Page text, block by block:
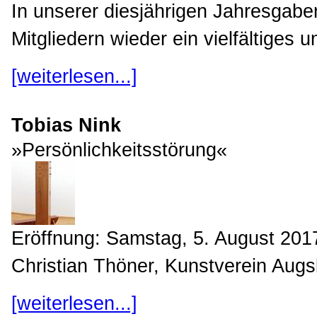
In unserer diesjährigen
Mitgliedern wieder ein vielfältiges
[weiterlesen...]
Tobias Nink
»Persönlichkeitsstörung«
Eröffnung: Samstag, 5. August
Christian Thöner, Kunstverein
[weiterlesen...]